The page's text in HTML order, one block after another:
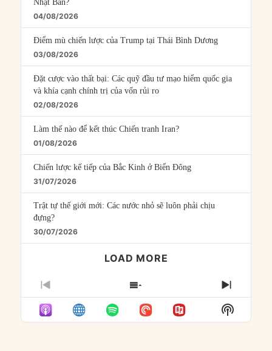
Nhật Bản?
04/08/2026
Điểm mù chiến lược của Trump tại Thái Bình Dương
03/08/2026
Đặt cược vào thất bại: Các quỹ đầu tư mạo hiểm quốc gia
và khía cạnh chính trị của vốn rủi ro
02/08/2026
Làm thế nào để kết thúc Chiến tranh Iran?
01/08/2026
Chiến lược kế tiếp của Bắc Kinh ở Biển Đông
31/07/2026
Trật tự thế giới mới: Các nước nhỏ sẽ luôn phải chịu
đựng?
30/07/2026
LOAD MORE
PREVIOUS
EPISODE
SHOW
EPISODES
LIST
NEXT
Show
Podcast